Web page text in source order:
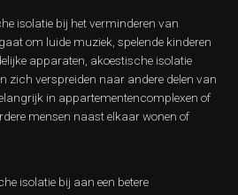
isolatie bij het verminderen van
om luide muziek, spelende kinderen
apparaten, akoestische isolatie
zich verspreiden naar andere delen van
in appartementencomplexen of
mensen naast elkaar wonen of
isolatie bij aan een betere